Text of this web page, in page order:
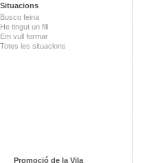
Situacions
Busco feina
He tingut un fill
Em vull formar
Totes les situacions
Promoció de la Vila